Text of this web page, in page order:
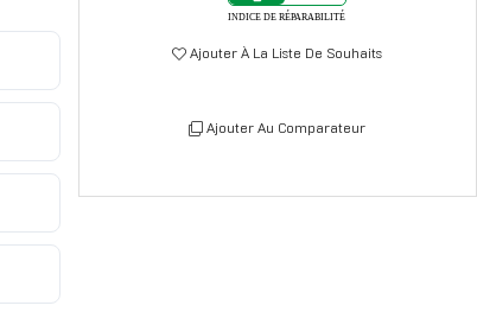
INDICE DE RÉPARABILITÉ
Ajouter À La Liste De Souhaits
Ajouter Au Comparateur